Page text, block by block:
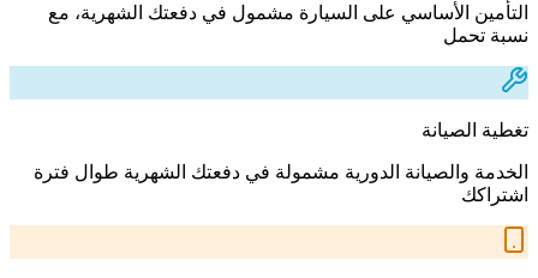
التأمين الأساسي على السيارة مشمول في دفعتك الشهرية، مع
نسبة تحمل
تغطية الصيانة
الخدمة والصيانة الدورية مشمولة في دفعتك الشهرية طوال فترة
اشتراكك